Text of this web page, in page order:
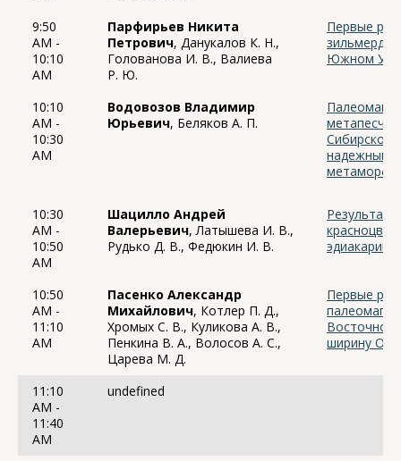
9:50
AM -
10:10
AM
Парфирьев Никита
Петрович, Данукалов К. Н.,
Голованова И. В., Валиева
Р. Ю.
Первые
Южном
10:10
AM -
10:30
AM
Водовозов Владимир
Юрьевич, Беляков А. П.
надежный
10:30
AM -
10:50
AM
Шацилло Андрей
Валерьевич, Латышева И. В.,
Рудько Д. В., Федюкин И. В.
эдиакарий,
10:50
AM -
11:10
AM
Пасенко Александр
Михайлович, Котлер П. Д.,
Хромых С. В., Куликова А. В.,
Пенкина В. А., Волосов А. С.,
Царева М. Д.
Первые
ширину
11:10
AM -
11:40
AM
undefined